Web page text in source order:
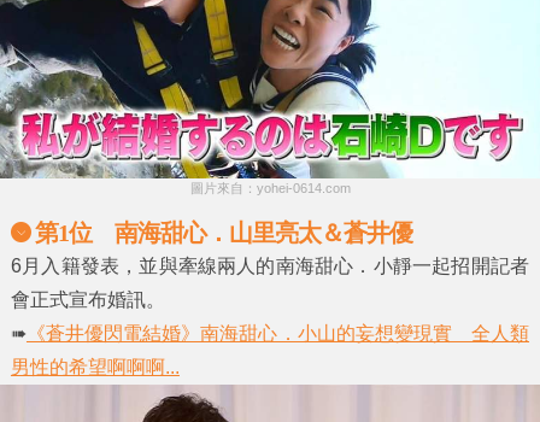
圖片來自：yohei-0614.com
第1位 南海甜心．山里亮太＆蒼井優
6月入籍發表，並與牽線兩人的南海甜心．小靜一起招開記者
會正式宣布婚訊。
➠ 《蒼井優閃電結婚》南海甜心．小山的妄想變現實 全人類
男性的希望啊啊啊...